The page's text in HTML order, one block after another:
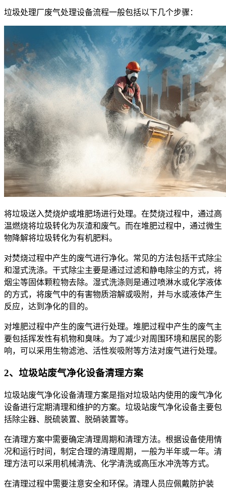
垃圾处理厂废气处理设备流程一般包括以下几个步骤：
将垃圾送入焚烧炉或堆肥场进行处理。在焚烧过程中，通过高
温燃烧将垃圾转化为灰渣和废气。而在堆肥过程中，通过微生
物降解将垃圾转化为有机肥料。
对焚烧过程中产生的废气进行净化。常见的方法包括干式除尘
和湿式洗涤。干式除尘主要是通过过滤和静电除尘的方式，将
烟尘等固体颗粒物去除。湿式洗涤则是通过喷淋水或化学液体
的方式，将废气中的有害物质溶解或吸附，并与水或液体产生
反应，达到净化的目的。
对堆肥过程中产生的废气进行处理。堆肥过程中产生的废气主
要包括挥发性有机物和臭味。为了减少对周围环境和居民的影
响，可以采用生物滤池、活性炭吸附等方法对废气进行处理。
2、垃圾站废气净化设备清理方案
垃圾站废气净化设备清理方案是指对垃圾站内使用的废气净化
设备进行定期清理和维护的方案。垃圾站废气净化设备主要包
括除尘器、脱硫装置、脱硝装置等。
在清理方案中需要确定清理周期和清理方法。根据设备使用情
况和运行时间，制定合理的清理周期，一般为半年或一年。清
理方法可以采用机械清洗、化学清洗或高压水冲洗等方式。
在清理过程中需要注意安全和环保。清理人员应佩戴防护装